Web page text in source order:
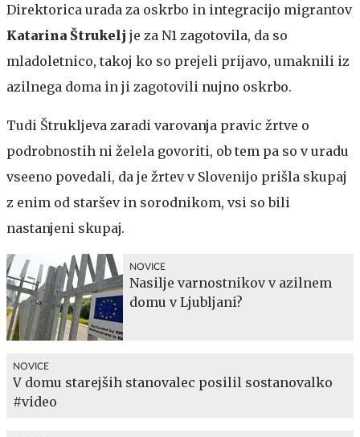
Direktorica urada za oskrbo in integracijo migrantov
Katarina Štrukelj je za N1 zagotovila, da so
mladoletnico, takoj ko so prejeli prijavo, umaknili iz
azilnega doma in ji zagotovili nujno oskrbo.
Tudi Štrukljeva zaradi varovanja pravic žrtve o
podrobnostih ni želela govoriti, ob tem pa so v uradu
vseeno povedali, da je žrtev v Slovenijo prišla skupaj
z enim od staršev in sorodnikom, vsi so bili
nastanjeni skupaj.
NOVICE
Nasilje varnostnikov v azilnem
domu v Ljubljani?
NOVICE
V domu starejših stanovalec posilil sostanovalko
#video